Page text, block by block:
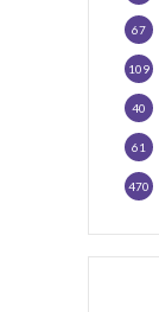
67
109
40
61
470